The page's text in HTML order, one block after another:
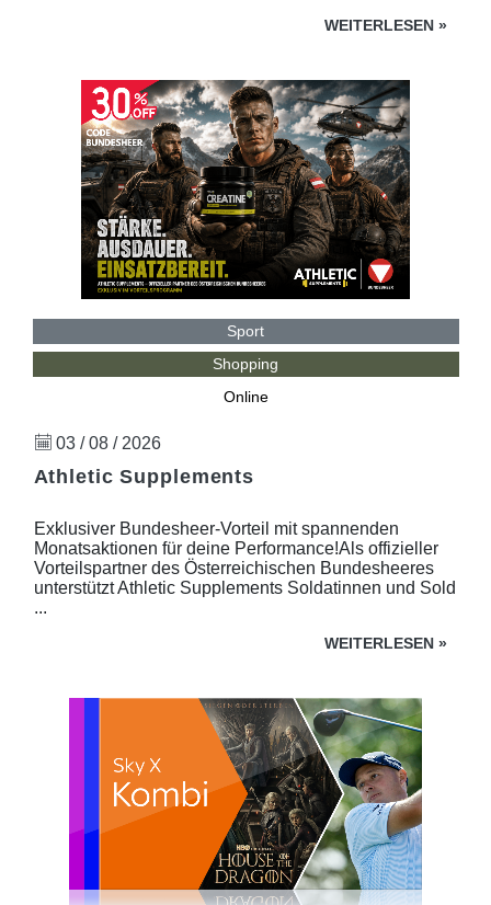
WEITERLESEN »
Sport
Shopping
Online
03 / 08 / 2026
Athletic Supplements
Exklusiver Bundesheer-Vorteil mit spannenden
Monatsaktionen für deine Performance!Als offizieller
Vorteilspartner des Österreichischen Bundesheeres
unterstützt Athletic Supplements Soldatinnen und Sold
...
WEITERLESEN »